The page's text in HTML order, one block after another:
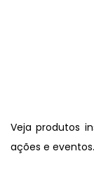
Veja produtos
ações e eventos.